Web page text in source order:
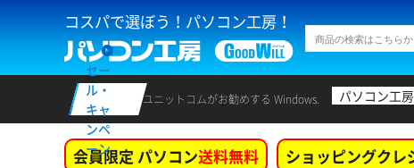
コスパで選ぼう！パソコン工房！
セー
ル・
キャ
ンペ
ーン
ユニットコムがお勧めする Windows. パソコン工
会員限定 パソコン送料無料 ショッピングクレ